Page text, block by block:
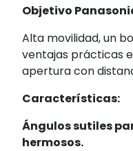
Objetivo
Alta movilidad, un
ventajas prácticas
apertura con
Características:
Ángulos sutiles
hermosos.